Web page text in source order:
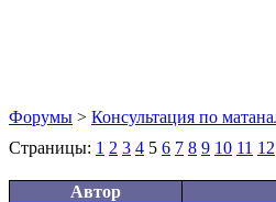
Форумы > Консультация по
Страницы: 1 2 3 4 5 6 7 8 9 10 11 12
Автор